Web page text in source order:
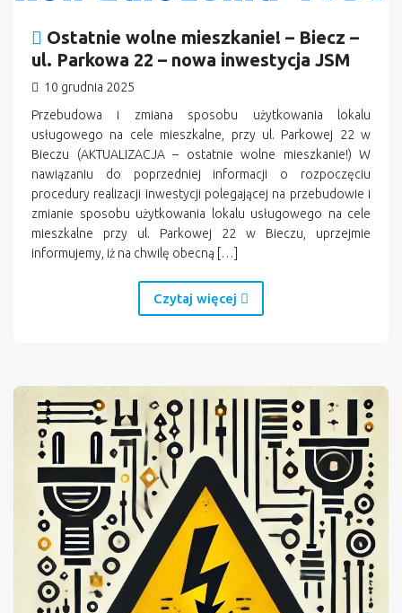
Ostatnie wolne mieszkanie! – Biecz –
ul. Parkowa 22 – nowa inwestycja JSM
10 grudnia 2025
Przebudowa i zmiana sposobu użytkowania lokalu
usługowego na cele mieszkalne, przy ul. Parkowej 22 w
Bieczu (AKTUALIZACJA – ostatnie wolne mieszkanie!) W
nawiązaniu do poprzedniej informacji o rozpoczęciu
procedury realizacji inwestycji polegającej na przebudowie i
zmianie sposobu użytkowania lokalu usługowego na cele
mieszkalne przy ul. Parkowej 22 w Bieczu, uprzejmie
informujemy, iż na chwilę obecną […]
Czytaj więcej